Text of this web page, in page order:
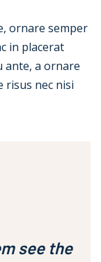
ornare semper
in placerat
ante, a ornare
risus nec nisi
see the